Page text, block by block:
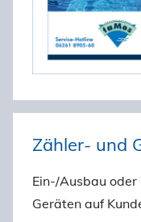
Zähler- und
Ein-/Ausbau
Geräten auf